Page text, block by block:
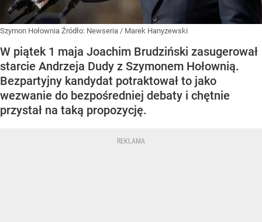
Szymon Hołownia Źródło: Newseria / Marek Hanyzewski
W piątek 1 maja Joachim Brudziński zasugerował
starcie Andrzeja Dudy z Szymonem Hołownią.
Bezpartyjny kandydat potraktował to jako
wezwanie do bezpośredniej debaty i chętnie
przystał na taką propozycję.